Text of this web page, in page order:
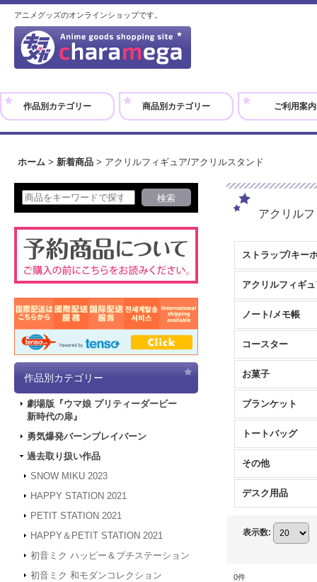
アニメグッズのオンラインショップです。
作品別カテゴリー 商品別カテゴリー ご利用案内
ホーム > 新着商品 > アクリルフィギュア/アクリルスタンド
作品別カテゴリー
劇場版『ウマ娘 プリティーダービー
新時代の扉』
勇気爆発バーンブレイバーン
過去取り扱い作品
SNOW MIKU 2023
HAPPY STATION 2021
PETIT STATION 2021
HAPPY＆PETIT STATION 2021
初音ミク ハッピー＆プチステーション
初音ミク 和モダンコレクション
アクリル
ストラップ/キー
ノート/メモ帳
コースター
お菓子
ブランケット
トートバッグ
その他
デスク用品
表示数:
0件